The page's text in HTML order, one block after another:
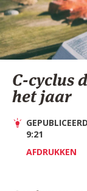
HULP
MIJN
C-cyclus
het jaar
9:21
AFDRUKKEN